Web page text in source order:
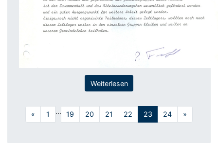
Weiterlesen
« 1 ... 19 20 21 22 23 24 »